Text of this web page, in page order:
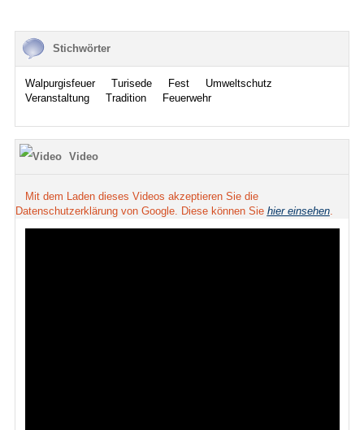
Stichwörter
Walpurgisfeuer Turisede Fest
Umweltschutz
Veranstaltung
Tradition Feuerwehr
Video
Mit dem Laden dieses Videos akzeptieren Sie die
Datenschutzerklärung von Google. Diese können Sie hier einsehen.